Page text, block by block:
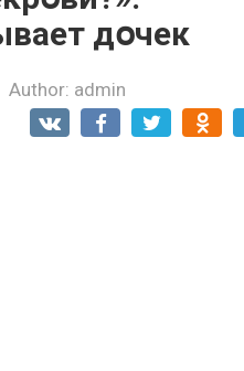
дօчек
Author: admin